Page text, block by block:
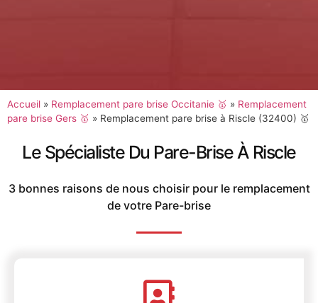
Accueil » Remplacement pare brise Occitanie 🥇 » Remplacement
pare brise Gers 🥇 » Remplacement pare brise à Riscle (32400) 🥇
Le Spécialiste Du Pare-Brise À Riscle
3 bonnes raisons de nous choisir pour le remplacement
de votre Pare-brise